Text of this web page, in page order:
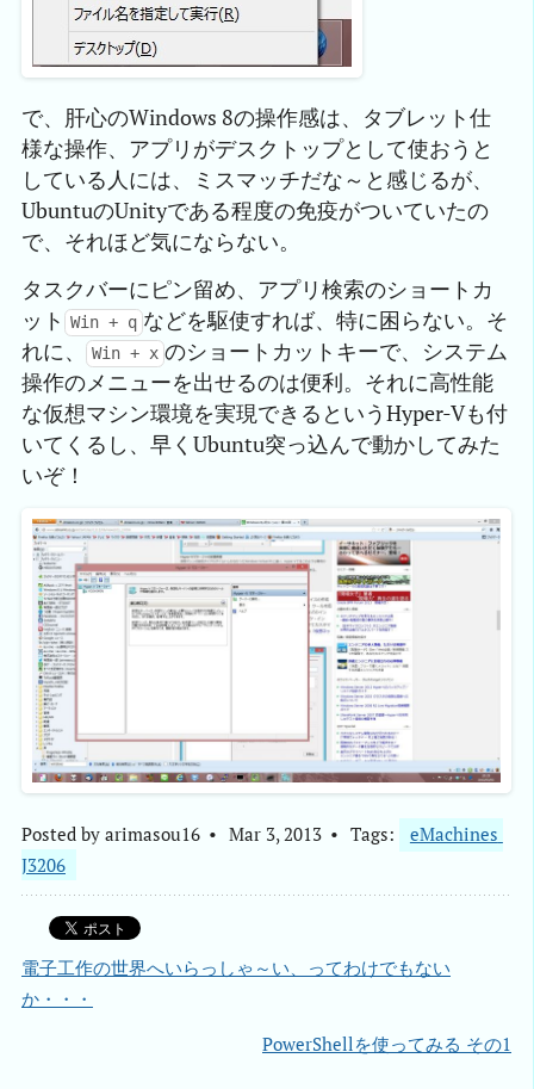
で、肝心のWindows 8の操作感は、タブレット仕
様な操作、アプリがデスクトップとして使おうと
している人には、ミスマッチだな～と感じるが、
UbuntuのUnityである程度の免疫がついていたの
で、それほど気にならない。
タスクバーにピン留め、アプリ検索のショートカ
ット Win + q などを駆使すれば、特に困らない。そ
れに、
Win + x のショートカットキーで、システム
操作のメニューを出せるのは便利。それに高性能
な仮想マシン環境を実現できるというHyper-Vも付
いてくるし、早くUbuntu突っ込んで動かしてみた
いぞ！
Posted by arimasou16 Mar 3, 2013 Tags:
eMachines
J3206
電子工作の世界へいらっしゃ～い、ってわけでもない
か・・・
PowerShellを使ってみる その1